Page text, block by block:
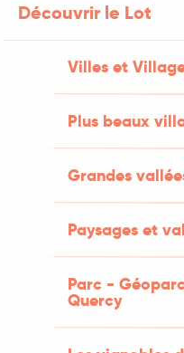
Découvrir le Lot
Villes et
Plus beaux
Grandes
Paysages et
Parc -
Quercy
ses animations :
fêtes votives,
Vous l’aurez
alors tous à vos